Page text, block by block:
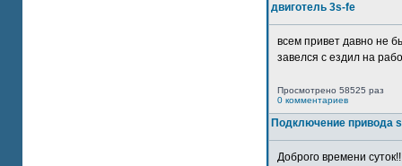
двиготель 3s-fe
всем привет давно не
завелся с ездил на
Просмотрено 58525 раз
0 комментариев
Подключение привода
Доброго времени